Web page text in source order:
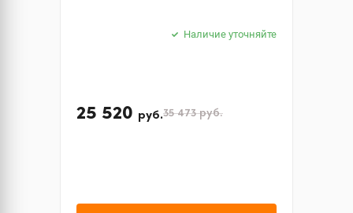
Наличие уточняйте
25 520 руб.35 473руб.